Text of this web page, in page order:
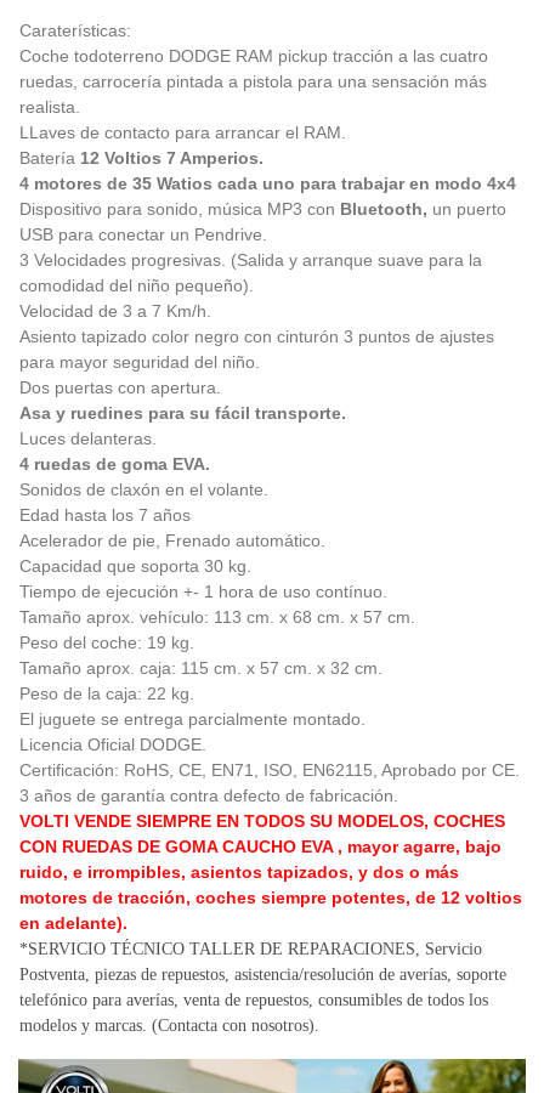
Caraterísticas:
Coche todoterreno DODGE RAM pickup tracción a las cuatro
ruedas, carrocería pintada a pistola para una sensación más
realista.
LLaves de contacto para arrancar el RAM.
Batería 12 Voltios 7 Amperios.
4 motores de 35 Watios cada uno para trabajar en modo 4x4
Dispositivo para sonido, música MP3 con Bluetooth, un puerto
USB para conectar un Pendrive.
3 Velocidades progresivas. (Salida y arranque suave para la
comodidad del niño pequeño).
Velocidad de 3 a 7 Km/h.
Asiento tapizado color negro con cinturón 3 puntos de ajustes
para mayor seguridad del niño.
Dos puertas con apertura.
Asa y ruedines para su fácil transporte.
Luces delanteras.
4 ruedas de goma EVA.
Sonidos de claxón en el volante.
Edad hasta los 7 años
Acelerador de pie, Frenado automático.
Capacidad que soporta 30 kg.
Tiempo de ejecución +- 1 hora de uso contínuo.
Tamaño aprox. vehículo: 113 cm. x 68 cm. x 57 cm.
Peso del coche: 19 kg.
Tamaño aprox. caja: 115 cm. x 57 cm. x 32 cm.
Peso de la caja: 22 kg.
El juguete se entrega parcialmente montado.
Licencia Oficial DODGE.
Certificación: RoHS, CE, EN71, ISO, EN62115, Aprobado por CE.
3 años de garantía contra defecto de fabricación.
VOLTI VENDE SIEMPRE EN TODOS SU MODELOS, COCHES
CON RUEDAS DE GOMA CAUCHO EVA , mayor agarre, bajo
ruido, e irrompibles, asientos tapizados, y dos o más
motores de tracción, coches siempre potentes, de 12 voltios
en adelante).
*SERVICIO TÉCNICO TALLER DE REPARACIONES, Servicio
Postventa , piezas de repuestos, asistencia/resolución de averías, soporte
telefónico para averías, venta de repuestos, consumibles de todos los
modelos y marcas. (Contacta con nosotros).